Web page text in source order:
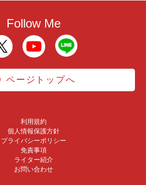
Follow Me
ページトップへ
利用規約
個人情報保護方針
プライバシーポリシー
免責事項
ライター紹介
お問い合わせ